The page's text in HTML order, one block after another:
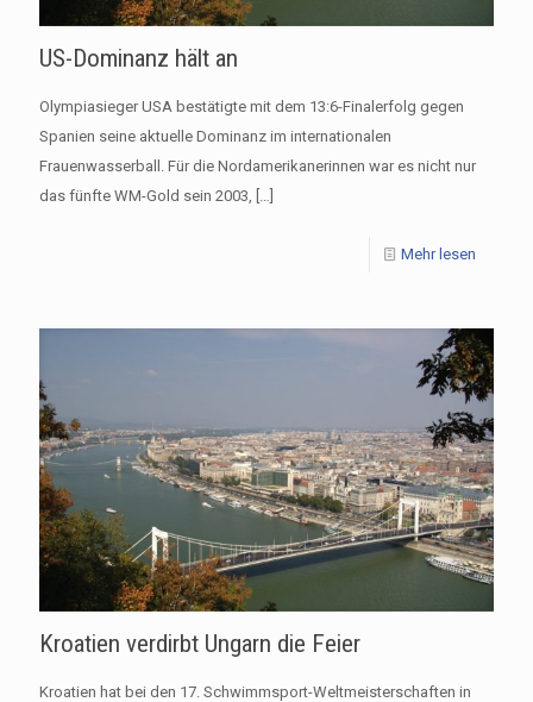
US-Dominanz hält an
Olympiasieger USA bestätigte mit dem 13:6-Finalerfolg gegen
Spanien seine aktuelle Dominanz im internationalen
Frauenwasserball. Für die Nordamerikanerinnen war es nicht nur
das fünfte WM-Gold sein 2003, […]
Mehr lesen
Kroatien verdirbt Ungarn die Feier
Kroatien hat bei den 17. Schwimmsport-Weltmeisterschaften in